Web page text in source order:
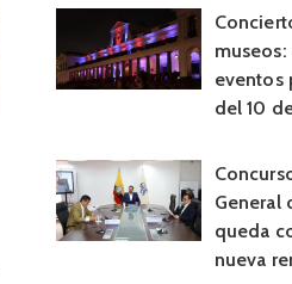
eventos
del 10
General
queda
nueva